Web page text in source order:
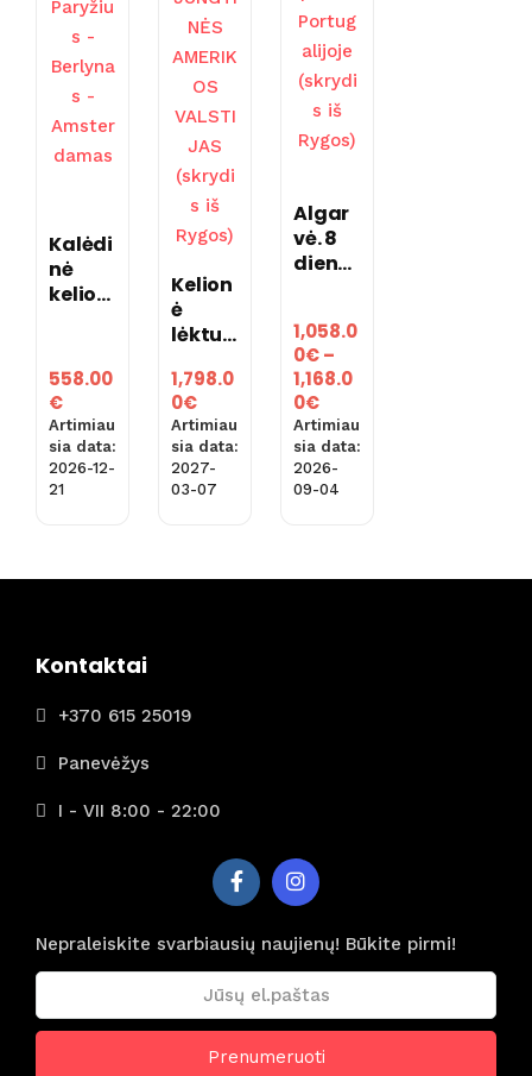
Kalėdi
nė
kelion
us –
Berlyn
as –
Amste
rdam
as
558.00
€
Artimiau
sia data:
2026-12-
21
Kelion
ė
lėktuv
JUNG
TINĖS
AMERI
KOS
VALST
Rygos
1,798.0
0€
Artimiau
sia data:
2027-
03-07
Algar
vė. 8
dienų
galijoj
e
(skryd
is iš
Rygos
)
1,058.0
0€–
1,168.0
0€Price
range:
1,058.00€
through
1,168.00€
Artimiau
sia data:
2026-
09-04
Kontaktai
+370 615 25019
Panevėžys
I - VII 8:00 - 22:00
Nepraleiskite svarbiausių naujienų! Būkite pirmi!